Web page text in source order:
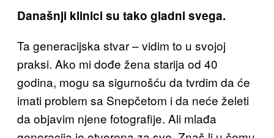
Današnji klinici su tako gladni svega.
Ta generacijska stvar – vidim to u svojoj
praksi. Ako mi dođe žena starija od 40
godina, mogu sa sigurnošću da tvrdim da će
imati problem sa Snepčetom i da neće želeti
da objavim njene fotografije. Ali mlađa